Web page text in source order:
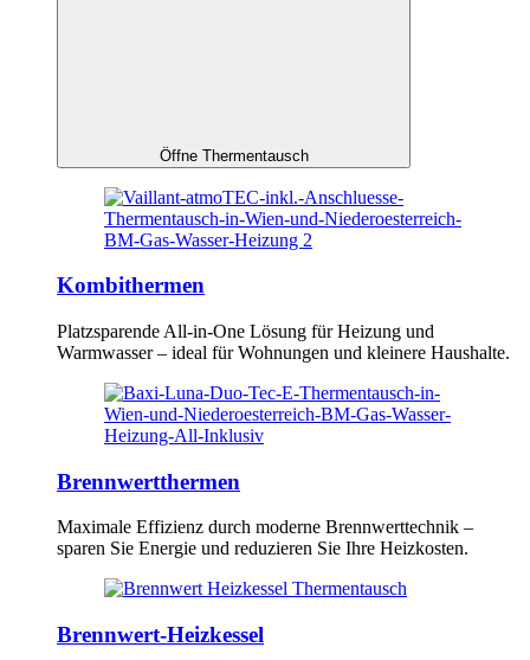
Öffne Thermentausch
Kombithermen
Platzsparende All-in-One Lösung für Heizung und
Warmwasser – ideal für Wohnungen und kleinere Haushalte.
Brennwertthermen
Maximale Effizienz durch moderne Brennwerttechnik –
sparen Sie Energie und reduzieren Sie Ihre Heizkosten.
Brennwert-Heizkessel